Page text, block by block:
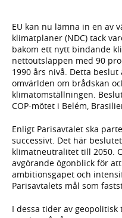
EU kan nu lämna in en av
klimatplaner (NDC) tack
bakom ett nytt bindande
nettoutsläppen med 90
1990 års nivå. Detta
omvärlden om brådskan
klimatomställningen.
COP-mötet i Belém,
Enligt Parisavtalet ska
successivt. Det här
klimatneutralitet till 2050.
avgörande ögonblick för
ambitionsgapet och
Parisavtalets mål som
I dessa tider av